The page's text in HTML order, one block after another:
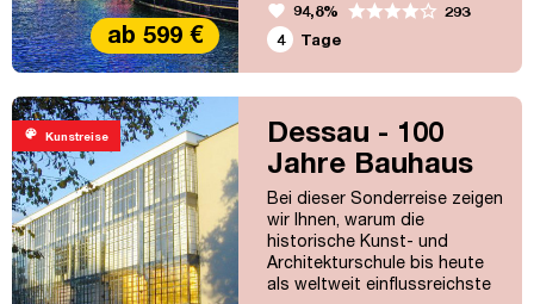
jeder Jahreszeit versprüht
Kopenhagen seine Reize.
Elegante Einkaufsstraßen,
Windjammer-Romantik am
Nyhavn, urige Kneipen und
gute Restaurants werden Sie
genauso begeistern, wie die
königliche Geschichte, die in
ab 599 €
favorite 94,8%
293
4
Tage
palette Kunstreise
Dessau - 100
Jahre Bauhaus
Jubiläum
Bei dieser Sonderreise zeigen
wir Ihnen, warum die
historische Kunst- und
Architekturschule bis heute
als weltweit einflussreichste